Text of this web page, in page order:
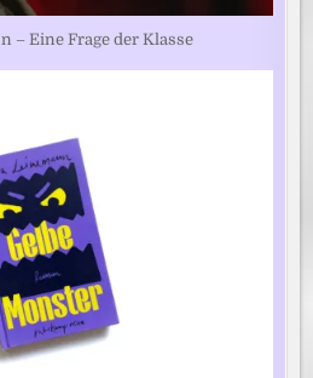
– Eine Frage der Klasse